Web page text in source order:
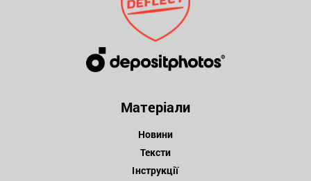
Матеріали
Новини
Тексти
Інструкції